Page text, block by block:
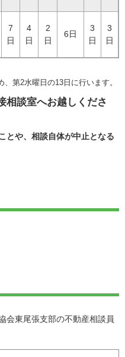
7
日
4
日
2
日
6日
3
日
3
日
第2水曜日の13日に行います。
相談室へお越しくださ
とや、相談自体が中止となる
会東尾張支部の不動産相談員